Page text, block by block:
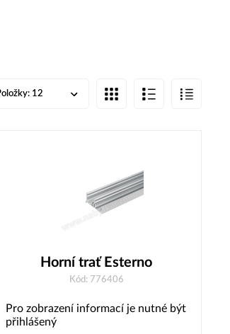
12
Horní trať Esterno
Kód: 776406
Pro zobrazení informací je nutné být
přihlášený